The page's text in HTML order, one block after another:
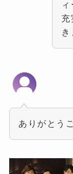
充
ありがとう